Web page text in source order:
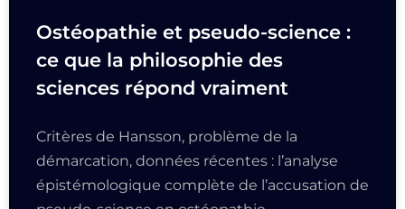
Ostéopathie et pseudo-science :
ce que la philosophie des
sciences répond vraiment
Critères de Hansson, problème de la
démarcation, données récentes : l’analyse
épistémologique complète de l’accusation de